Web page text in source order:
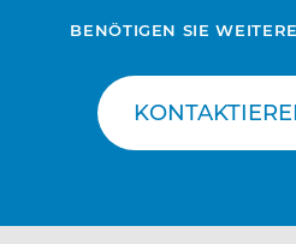
BENÖTIGEN SIE